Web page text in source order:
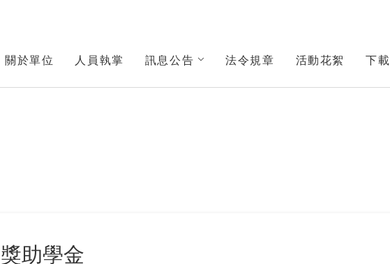
關於單位
人員執掌 訊息公告 法令規章 活動花絮 下
獎助學金